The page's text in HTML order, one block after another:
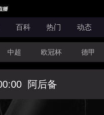
百科 热门 动态
中超 欧冠杯 德甲
阿后备